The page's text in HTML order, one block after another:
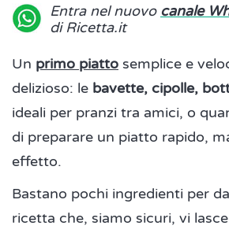
Entra nel nuovo canale
di Ricetta.it
Un primo piatto semplice e
delizioso: le bavette, cipolle,
ideali per pranzi tra amici, o
di preparare un piatto rapido,
effetto.
Bastano pochi ingredienti per
ricetta che, siamo sicuri, vi